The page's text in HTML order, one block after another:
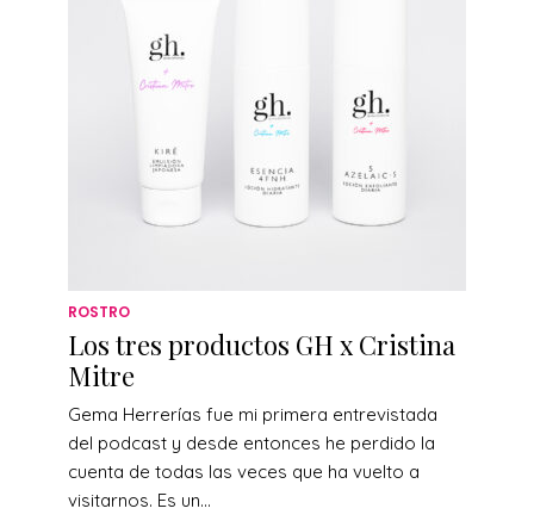
ROSTRO
Los tres productos GH x Cristina
Mitre
Gema Herrerías fue mi primera entrevistada
del podcast y desde entonces he perdido la
cuenta de todas las veces que ha vuelto a
visitarnos. Es un...